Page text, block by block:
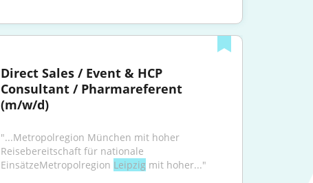
Direct Sales / Event & HCP
Consultant / Pharmareferent
(m/w/d)
"...Metropolregion München mit hoher
Reisebereitschaft für nationale
EinsätzeMetropolregion Leipzig mit hoher..."